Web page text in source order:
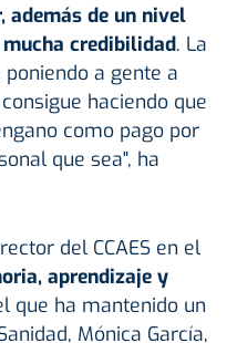
además de un nivel
credibilidad. La
a gente a
haciendo que
como pago por
que sea", ha
del CCAES en el
aprendizaje y
que ha mantenido un
Mónica García,